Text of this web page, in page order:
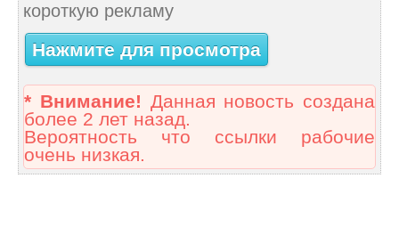
короткую рекламу
Нажмите для просмотра
* Внимание! Данная новость создана
более 2 лет назад.
Вероятность что ссылки рабочие
очень низкая.